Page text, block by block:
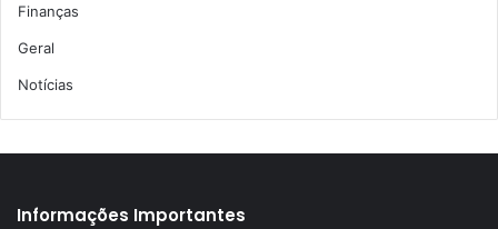
Finanças
Geral
Notícias
Informações Importantes